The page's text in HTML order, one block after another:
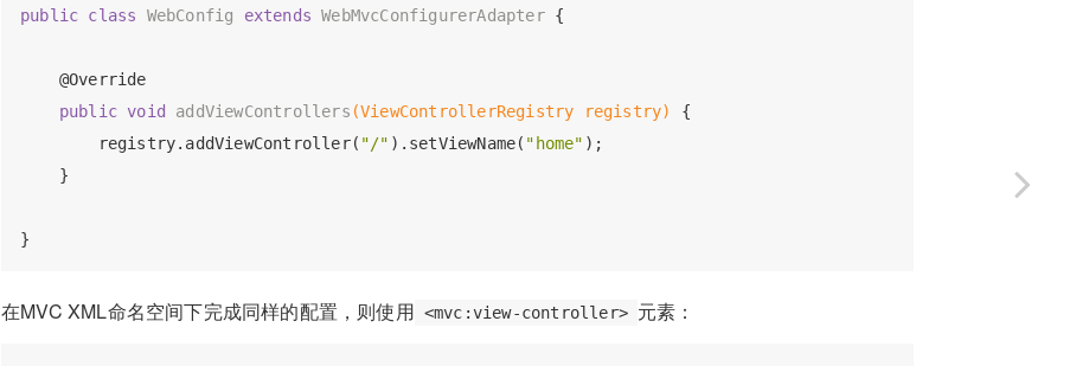
public class WebConfig extends WebMvcConfigurerAdapter {
@Override
public void addViewControllers (ViewControllerRegistry registry)
{
        registry.addViewController(
"/" ).setViewName( "home" );
    }
在MVC XML命名空间下完成同样的配置，则使用 <mvc:view-controller> 元素：